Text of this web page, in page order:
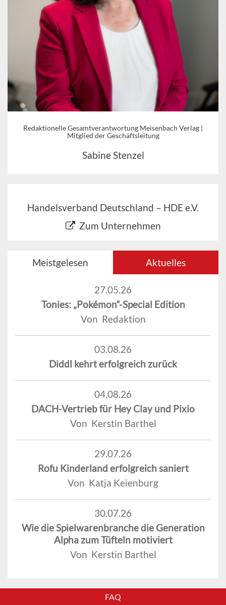
Redaktionelle Gesamtverantwortung Meisenbach Verlag |
Mitglied der Geschäftsleitung
Sabine Stenzel
Handelsverband Deutschland – HDE e.V.
Zum Unternehmen
Meistgelesen Aktuelles
27.05.26
Tonies: „Pokémon“-Special Edition
Von Redaktion
03.08.26
Diddl kehrt erfolgreich zurück
04.08.26
DACH-Vertrieb für Hey Clay und Pixio
Von Kerstin Barthel
29.07.26
Rofu Kinderland erfolgreich saniert
Von Katja Keienburg
30.07.26
Wie die Spielwarenbranche die Generation
Alpha zum Tüfteln motiviert
Von Kerstin Barthel
FAQ